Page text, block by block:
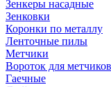
Зенкеры насадные
Зенковки
Коронки по металлу
Ленточные пилы
Метчики
Вороток для метчиков
Гаечные